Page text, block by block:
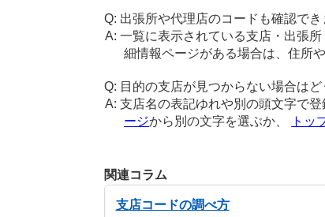
出張所や代理店のコードも確認でき
一覧に表示されている支店・出張
細情報ページがある場合は、住所
目的の支店が見つからない場合は
支店名の表記ゆれや別の頭文字で
ージから別の文字を選ぶか、 トッ
関連コラム
支店コードの調べ方